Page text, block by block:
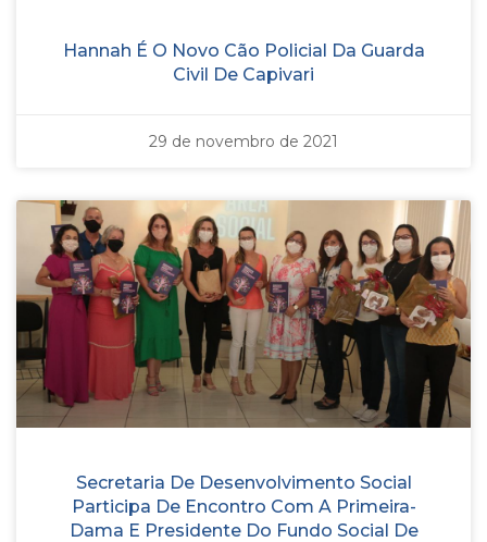
Hannah É O Novo Cão Policial Da Guarda
Civil De Capivari
29 de novembro de 2021
Secretaria De Desenvolvimento Social
Participa De Encontro Com A Primeira-
Dama E Presidente Do Fundo Social De